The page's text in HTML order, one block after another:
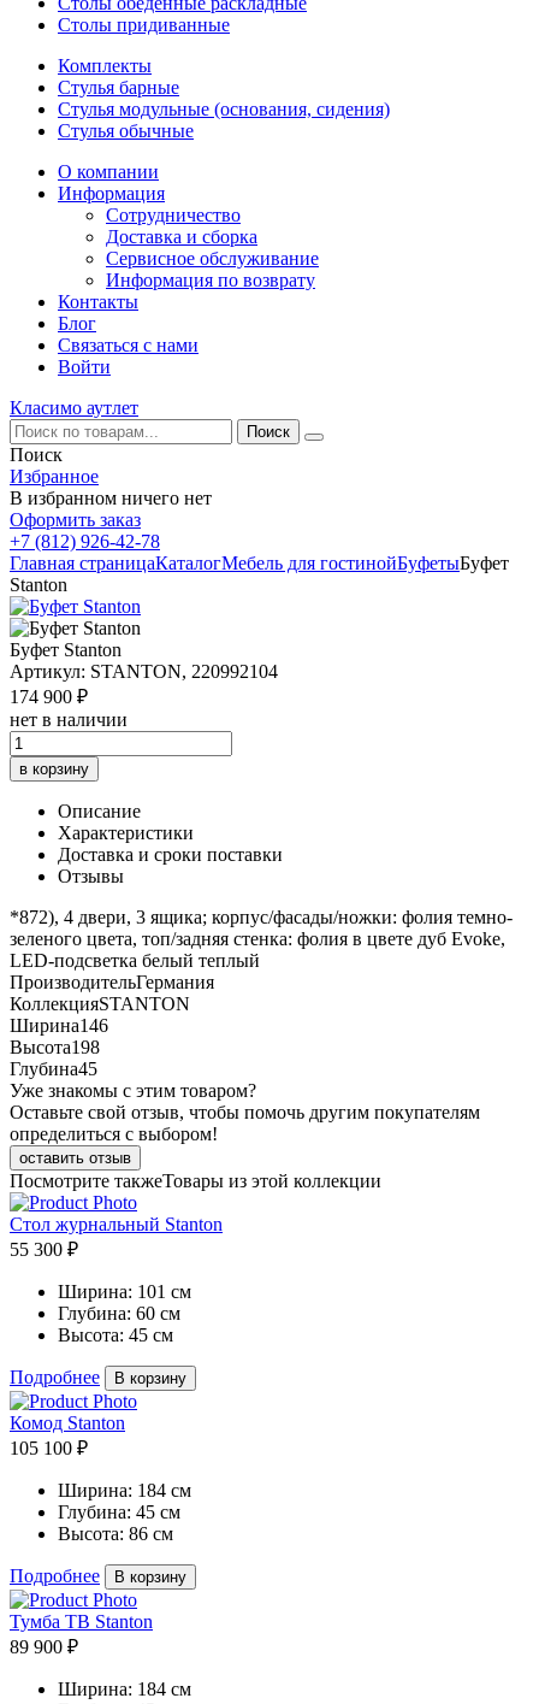
Столы придиванные
Комплекты
Стулья барные
Стулья модульные (основания, сидения)
Стулья обычные
О компании
Информация
Сотрудничество
Доставка и сборка
Сервисное обслуживание
Информация по возврату
Контакты
Блог
Связаться с нами
Войти
Класимо аутлет
Поиск
Избранное
В избранном ничего нет
Оформить заказ
+7 (812) 926-42-78
Главная страницаКаталогМебель для гостинойБуфетыБуфет
Stanton
Буфет Stanton
Артикул: STANTON, 220992104
174 900 ₽
нет в наличии
в корзину
Описание
Характеристики
Доставка и сроки поставки
Отзывы
*872), 4 двери, 3 ящика; корпус/фасады/ножки: фолия темно-
зеленого цвета, топ/задняя стенка: фолия в цвете дуб Evoke,
LED-подсветка белый теплый
ПроизводительГермания
КоллекцияSTANTON
Ширина146
Высота198
Глубина45
Уже знакомы с этим товаром?
Оставьте свой отзыв, чтобы помочь другим покупателям
определиться с выбором!
оставить отзыв
Посмотрите такжеТовары из этой коллекции
Стол журнальный Stanton
55 300 ₽
Ширина: 101 см
Глубина: 60 см
Высота: 45 см
Подробнее В корзину
Комод Stanton
105 100 ₽
Ширина: 184 см
Глубина: 45 см
Высота: 86 см
Подробнее В корзину
Тумба ТВ Stanton
89 900 ₽
Ширина: 184 см